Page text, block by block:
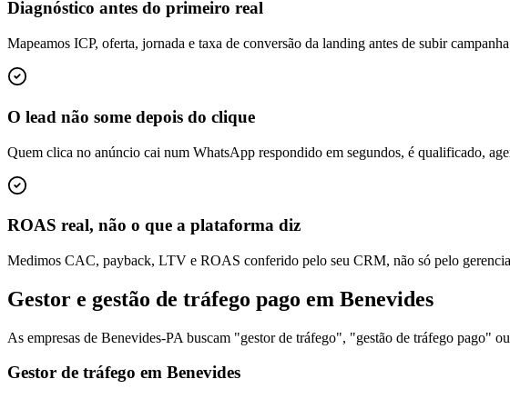
Diagnóstico antes do primeiro real
Mapeamos ICP, oferta, jornada e taxa de conversão da landing antes de subir
O lead não some depois do clique
Quem clica no anúncio cai num WhatsApp respondido em segundos, é qualificado,
ROAS real, não o que a plataforma diz
Medimos CAC, payback, LTV e ROAS conferido pelo seu CRM, não só pelo
Gestor e gestão de tráfego pago em Benevides
As empresas de Benevides-PA buscam "gestor de tráfego", "gestão de tráfego pago"
Gestor de tráfego em Benevides